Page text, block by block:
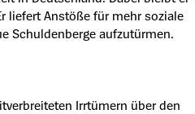
liefert Anstöße für mehr soziale
Schuldenberge aufzutürmen.
Irrtümern über den